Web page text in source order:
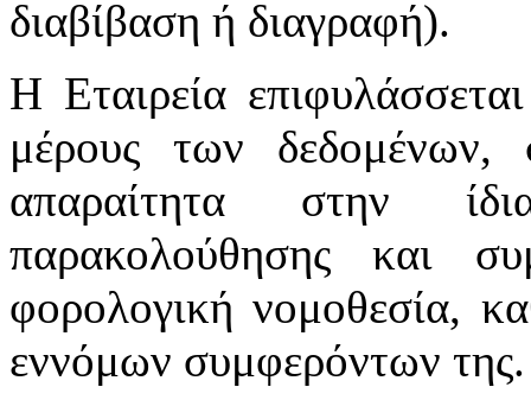
διαβίβαση ή διαγραφή).
Η Εταιρεία
μέρους των δεδομένων,
απαραίτητα στην
παρακολούθησης και
φορολογική νομοθεσία,
εννόμων συμφερόντων της.